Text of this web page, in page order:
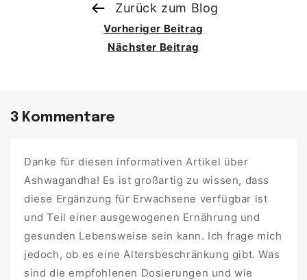
Zurück zum Blog
Vorheriger Beitrag
Nächster Beitrag
3 Kommentare
Danke für diesen informativen Artikel über
Ashwagandha! Es ist großartig zu wissen, dass
diese Ergänzung für Erwachsene verfügbar ist
und Teil einer ausgewogenen Ernährung und
gesunden Lebensweise sein kann. Ich frage mich
jedoch, ob es eine Altersbeschränkung gibt. Was
sind die empfohlenen Dosierungen und wie